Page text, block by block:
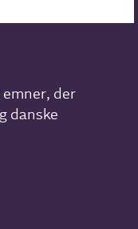
emner, der
danske